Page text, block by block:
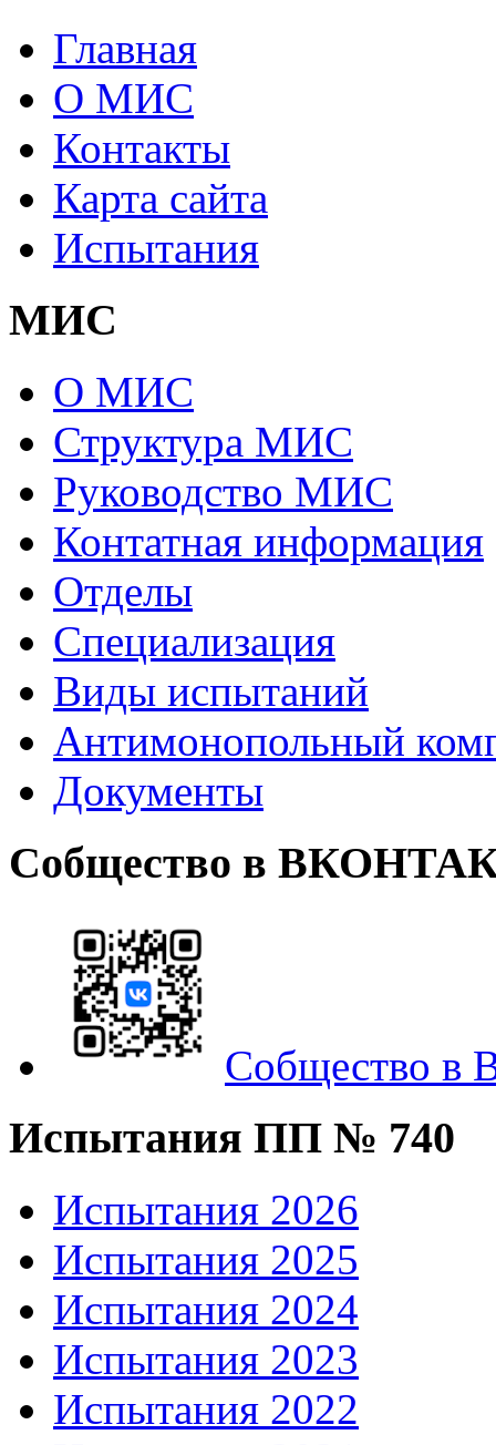
Главная
О МИС
Контакты
Карта сайта
Испытания
МИС
О МИС
Структура МИС
Руководство МИС
Контатная информация
Отделы
Специализация
Виды испытаний
Антимонопольный
Документы
Собщество в
Собщество
Испытания ПП № 740
Испытания 2026
Испытания 2025
Испытания 2024
Испытания 2023
Испытания 2022